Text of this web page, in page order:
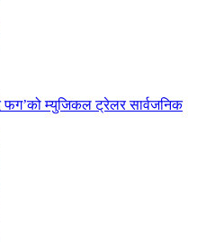
फग’को म्युजिकल ट्रेलर सार्वजनिक